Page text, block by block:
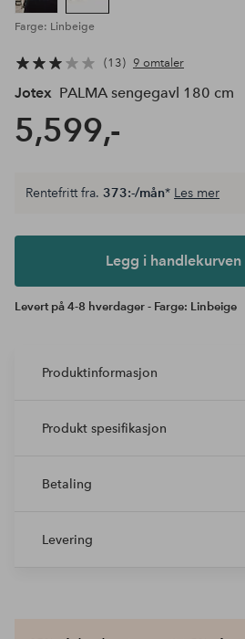
Farge: Linbeige
13 9 omtaler
Jotex PALMA sengegavl 180 cm
5,599,-
Legg i
Rentefritt fra. 373:-/mån* Les mer
Legg i handlekurven
Levert på 4-8 hverdager - Farge: Linbeige
Produktinformasjon
Produkt spesifikasjon
Betaling
Levering